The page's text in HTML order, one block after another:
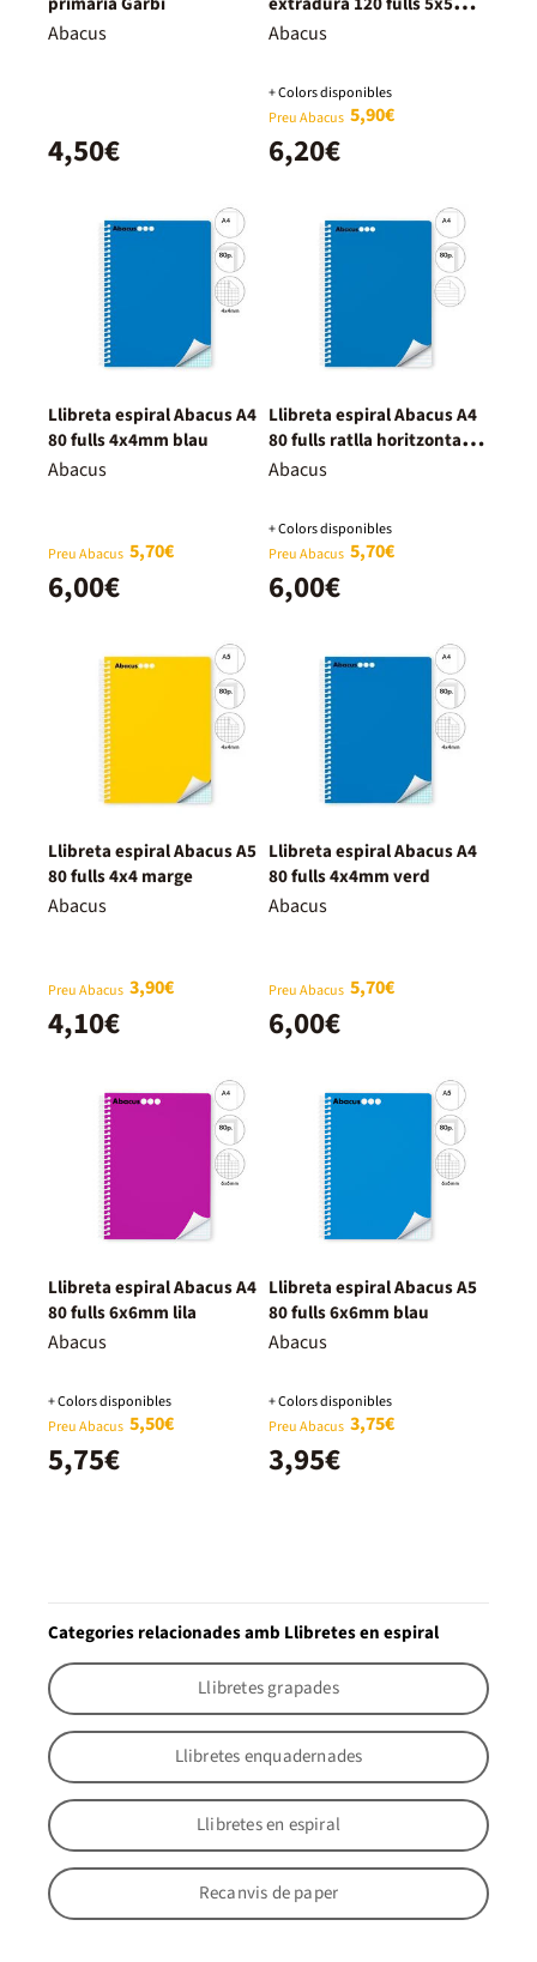
Abacus
4,50€
blau
Abacus
+ Colors disponibles
Preu Abacus 5,90€
6,20€
Llibreta espiral Abacus A4
80 fulls 4x4mm blau
Abacus
Preu Abacus 5,70€
6,00€
Llibreta espiral Abacus A4
80 fulls ratlla horitzontal
blau
Abacus
+ Colors disponibles
Preu Abacus 5,70€
6,00€
Llibreta espiral Abacus A5
80 fulls 4x4 marge
Abacus
Preu Abacus 3,90€
4,10€
Llibreta espiral Abacus A4
80 fulls 4x4mm verd
Abacus
Preu Abacus 5,70€
6,00€
Llibreta espiral Abacus A4
80 fulls 6x6mm lila
Abacus
+ Colors disponibles
Preu Abacus 5,50€
5,75€
Llibreta espiral Abacus A5
80 fulls 6x6mm blau
Abacus
+ Colors disponibles
Preu Abacus 3,75€
3,95€
Categories relacionades amb Llibretes en espiral
Llibretes grapades
Llibretes enquadernades
Llibretes en espiral
Recanvis de paper